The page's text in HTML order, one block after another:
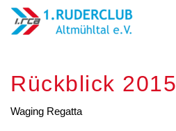
Rückblick 2015
Waging Regatta